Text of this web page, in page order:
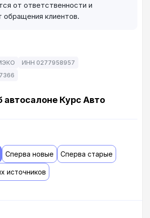
от ответственности и
обращения клиентов.
ИНН 0277958957
автосалоне Курс Авто
Сперва новые Сперва старые
источников